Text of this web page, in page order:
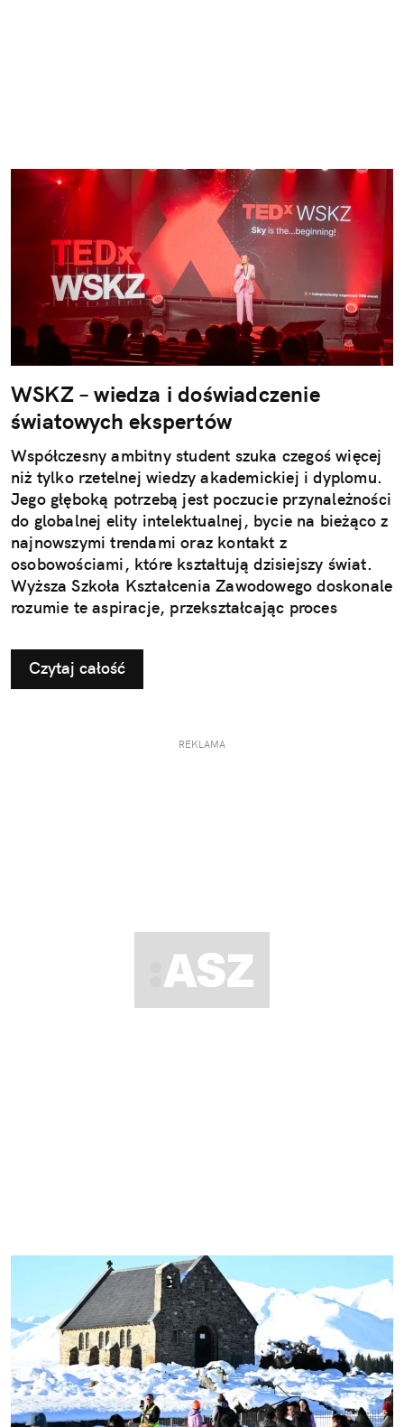
WSKZ – wiedza i doświadczenie
światowych ekspertów
Współczesny ambitny student szuka czegoś więcej
niż tylko rzetelnej wiedzy akademickiej i dyplomu.
Jego głęboką potrzebą jest poczucie przynależności
do globalnej elity intelektualnej, bycie na bieżąco z
najnowszymi trendami oraz kontakt z
osobowościami, które kształtują dzisiejszy świat.
Wyższa Szkoła Kształcenia Zawodowego doskonale
rozumie te aspiracje, przekształcając proces
tradycja akademicka spotyka się z technologią
jutra i wizjonerskim myśleniem.
Czytaj całość
REKLAMA